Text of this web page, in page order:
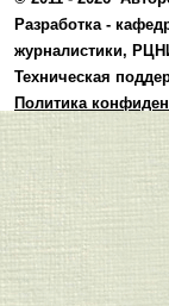
Разработка -
журналистики,
Техническая
Политика